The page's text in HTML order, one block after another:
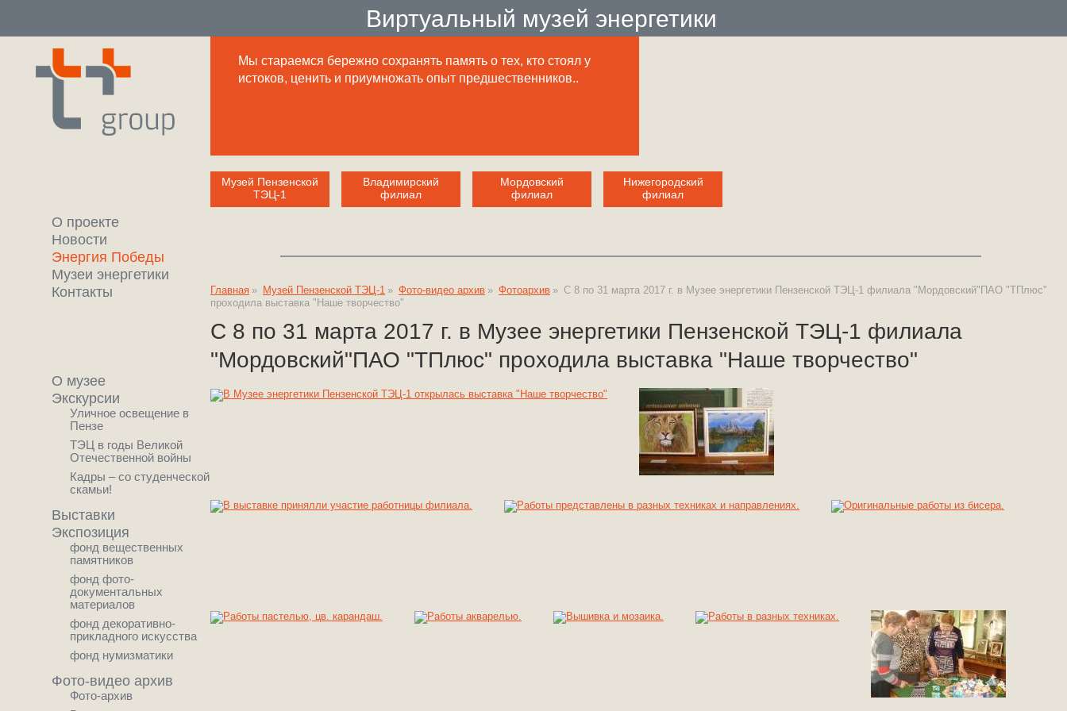
Виртуальный музей энергетики
Мы стараемся бережно сохранять память о тех, кто стоял у
истоков, ценить и приумножать опыт предшественников..
Музей Пензенской
ТЭЦ-1
Владимирский
филиал
Мордовский
филиал
Нижегородский
филиал
Главная » Музей Пензенской ТЭЦ-1 » Фото-видео архив » Фотоархив » C 8 по 31 марта 2017 г. в Музее энергетики Пензенской ТЭЦ-1 филиала "Мордовский"ПАО "ТПлюс"
проходила выставка "Наше творчество"
C 8 по 31 марта 2017 г. в Музее энергетики Пензенской ТЭЦ-1 филиала
"Мордовский"ПАО "ТПлюс" проходила выставка "Наше творчество"
О проекте
Новости
Энергия Победы
Музеи энергетики
Контакты
О музее
Экскурсии
Уличное освещение в
Пензе
ТЭЦ в годы Великой
Отечественной войны
Кадры – со студенческой
скамьи!
Выставки
Экспозиция
фонд вещественных
памятников
фонд фото-
документальных
материалов
фонд декоративно-
прикладного искусства
фонд нумизматики
Фото-видео архив
Фото-архив